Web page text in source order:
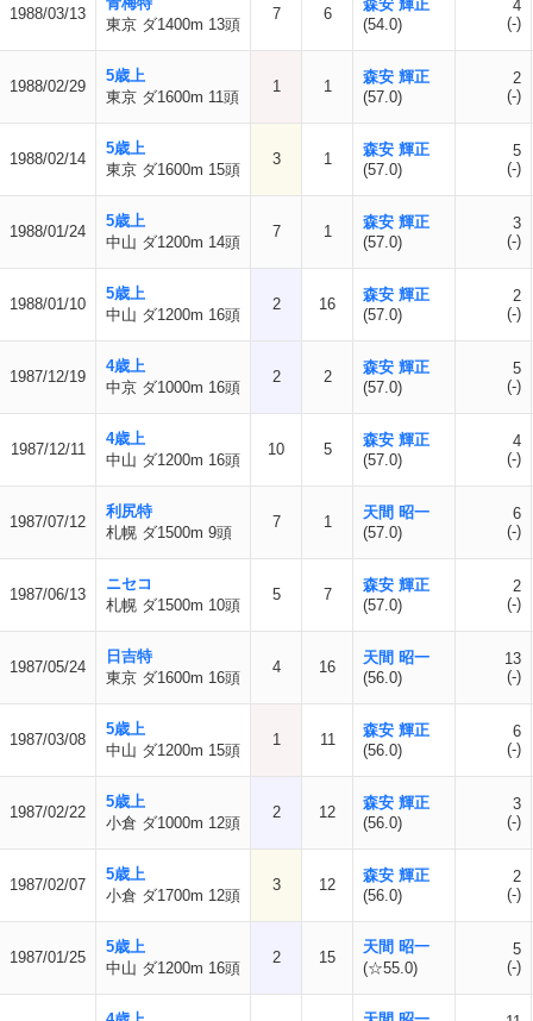
1988/03/13
東京 ダ1400m 13頭
7 6
森安 輝正
(54.0)
4
(-)
1988/02/29
5歳上
東京 ダ1600m 11頭
1 1
森安 輝正
(57.0)
2
(-)
1988/02/14
5歳上
東京 ダ1600m 15頭
3 1
森安 輝正
(57.0)
5
(-)
1988/01/24
5歳上
中山 ダ1200m 14頭
7 1
森安 輝正
(57.0)
3
(-)
1988/01/10
5歳上
中山 ダ1200m 16頭
2 16
森安 輝正
(57.0)
2
(-)
1987/12/19
4歳上
中京 ダ1000m 16頭
2 2
森安 輝正
(57.0)
5
(-)
1987/12/11
4歳上
中山 ダ1200m 16頭
10 5
森安 輝正
(57.0)
4
(-)
1987/07/12
利尻特
札幌 ダ1500m 9頭
7 1
天間 昭一
(57.0)
6
(-)
1987/06/13
ニセコ
札幌 ダ1500m 10頭
5 7
森安 輝正
(57.0)
2
(-)
1987/05/24
日吉特
東京 ダ1600m 16頭
4 16
天間 昭一
(56.0)
13
(-)
1987/03/08
5歳上
中山 ダ1200m 15頭
1 11
森安 輝正
(56.0)
6
(-)
1987/02/22
5歳上
小倉 ダ1000m 12頭
2 12
森安 輝正
(56.0)
3
(-)
1987/02/07
5歳上
小倉 ダ1700m 12頭
3 12
森安 輝正
(56.0)
2
(-)
1987/01/25
5歳上
中山 ダ1200m 16頭
2 15
天間 昭一
(☆55.0)
5
(-)